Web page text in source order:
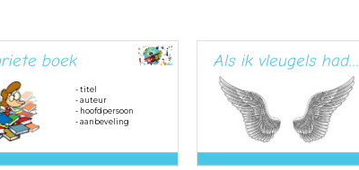
boek
- titel
- auteur
- hoofdpersoon
- aanbeveling
Als ik vleugels had...